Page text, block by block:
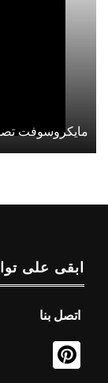
مايكروسوفت
ابقى على
اتصل بنا